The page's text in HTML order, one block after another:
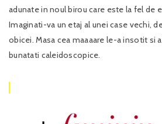
adunate in noul birou care este la fel de
Imaginati-va un etaj al unei case vechi,
obicei. Masa cea maaaare le-a insotit si
bunatati caleidoscopice.